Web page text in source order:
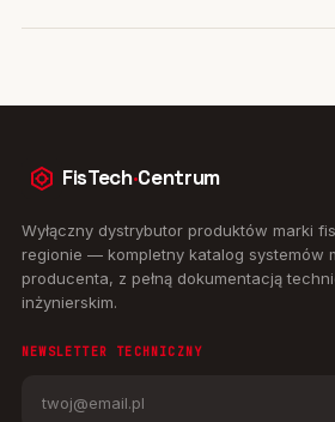
FisTech·Centrum
Wyłączny dystrybutor produktów marki
regionie — kompletny katalog systemów
producenta, z pełną dokumentacją
inżynierskim.
NEWSLETTER TECHNICZNY